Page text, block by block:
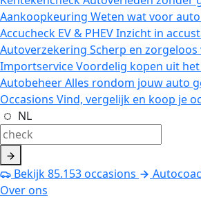
Aankoopkeuring Weten wat voor
Accucheck EV & PHEVInzicht in
Autoverzekering Scherp en
ImportserviceVoordelig kopen uit
AutobeheerAlles rondom jouw auto
Occasions Vind, vergelijk en koop je
NL
Bekijk85.153occasions
Over ons